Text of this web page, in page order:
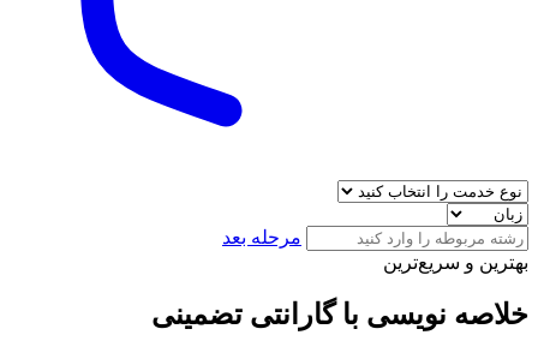
مرحله بعد
بهترین و سریع‌‌ترین
خلاصه نویسی با گارانتی تضمینی